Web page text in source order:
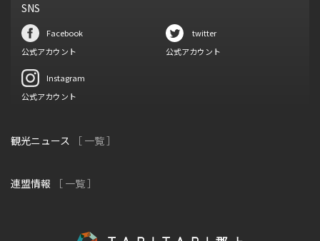
SNS
Facebook
公式アカウント
twitter
公式アカウント
Instagram
公式アカウント
観光ニュース ［ 一覧 ］
連盟情報 ［ 一覧 ］